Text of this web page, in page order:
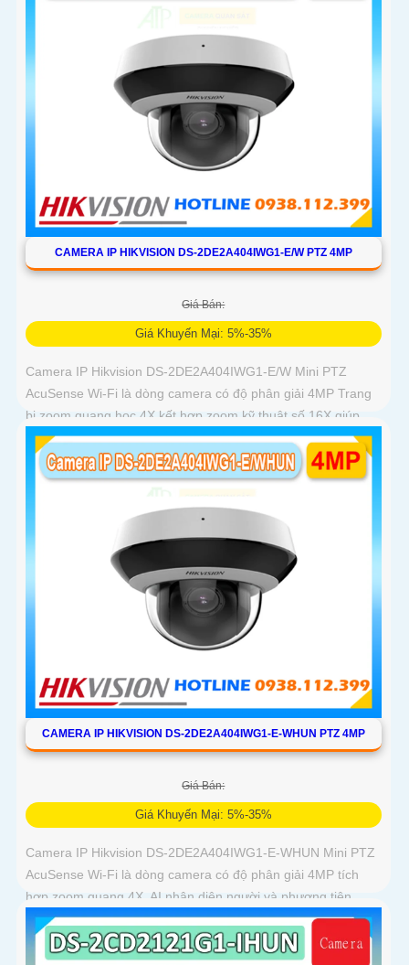
CAMERA IP HIKVISION DS-2DE2A404IWG1-E/W PTZ 4MP
Giá Bán:
Giá Khuyến Mại: 5%-35%
Camera IP Hikvision DS-2DE2A404IWG1-E/W Mini PTZ
AcuSense Wi-Fi là dòng camera có độ phân giải 4MP Trang
bị zoom quang học 4X kết hợp zoom kỹ thuật số 16X giúp
quan sát rõ các đối tượng ở khoảng cách xa
CAMERA IP HIKVISION DS-2DE2A404IWG1-E-WHUN PTZ 4MP
Giá Bán:
Giá Khuyến Mại: 5%-35%
Camera IP Hikvision DS-2DE2A404IWG1-E-WHUN Mini PTZ
AcuSense Wi-Fi là dòng camera có độ phân giải 4MP tích
hợp zoom quang 4X, AI nhận diện người và phương tiện,
đàm thoại hai chiều, hồng ngoại 20m cùng khả năng kết nối
không dây linh hoạt cho hệ thống giám sát hiện đại